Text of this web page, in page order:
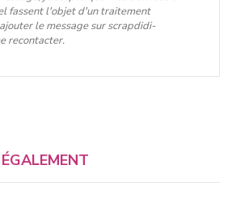
fassent l'objet d'un traitement
le message sur scrapdidi-
recontacter.